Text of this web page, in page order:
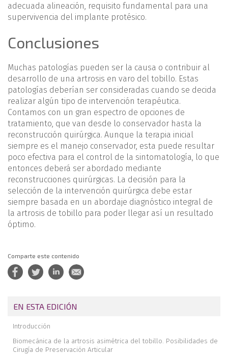
adecuada alineación, requisito fundamental para una
supervivencia del implante protésico.
Conclusiones
Muchas patologías pueden ser la causa o contribuir al
desarrollo de una artrosis en varo del tobillo. Estas
patologías deberían ser consideradas cuando se decida
realizar algún tipo de intervención terapéutica.
Contamos con un gran espectro de opciones de
tratamiento, que van desde lo conservador hasta la
reconstrucción quirúrgica. Aunque la terapia inicial
siempre es el manejo conservador, esta puede resultar
poco efectiva para el control de la sintomatología, lo que
entonces deberá ser abordado mediante
reconstrucciones quirúrgicas. La decisión para la
selección de la intervención quirúrgica debe estar
siempre basada en un abordaje diagnóstico integral de
la artrosis de tobillo para poder llegar así un resultado
óptimo.
Comparte este contenido
EN ESTA EDICIÓN
Introducción
Biomecánica de la artrosis asimétrica del tobillo. Posibilidades de
Cirugía de Preservación Articular